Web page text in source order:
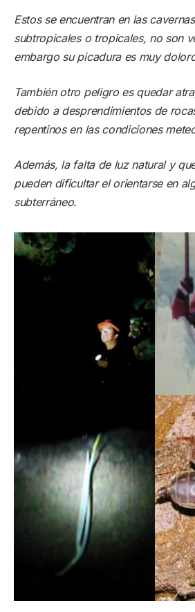
Estos se encuentran en las
subtropicales o tropicales, no son
embargo su picadura es muy
También otro peligro es quedar
debido a desprendimientos de
repentinos en las condiciones
Además, la falta de luz natural y
pueden dificultar el orientarse en
subterráneo.